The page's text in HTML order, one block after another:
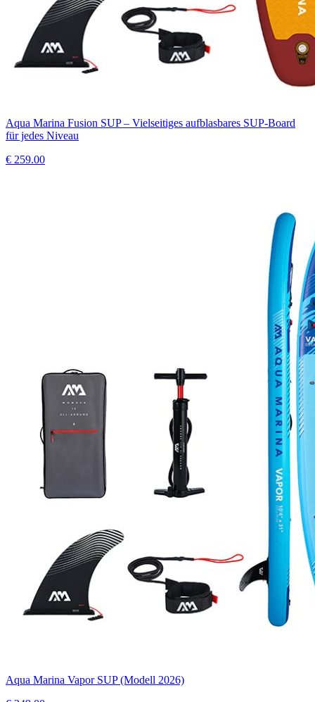
Aqua Marina Fusion SUP – Vielseitiges aufblasbares SUP-Board
für jedes Niveau
€ 259.00
Aqua Marina Vapor SUP (Modell 2026)